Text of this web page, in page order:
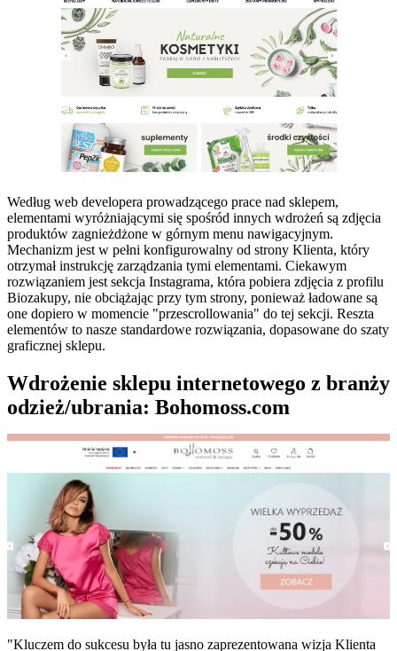
Według web developera prowadzącego prace nad sklepem,
elementami wyróżniającymi się spośród innych wdrożeń są zdjęcia
produktów zagnieżdżone w górnym menu nawigacyjnym.
Mechanizm jest w pełni konfigurowalny od strony Klienta, który
otrzymał instrukcję zarządzania tymi elementami. Ciekawym
rozwiązaniem jest sekcja Instagrama, która pobiera zdjęcia z profilu
Biozakupy, nie obciążając przy tym strony, ponieważ ładowane są
one dopiero w momencie "przescrollowania" do tej sekcji. Reszta
elementów to nasze standardowe rozwiązania, dopasowane do szaty
graficznej sklepu.
Wdrożenie sklepu internetowego z branży
odzież/ubrania: Bohomoss.com
"Kluczem do sukcesu była tu jasno zaprezentowana wizja Klienta